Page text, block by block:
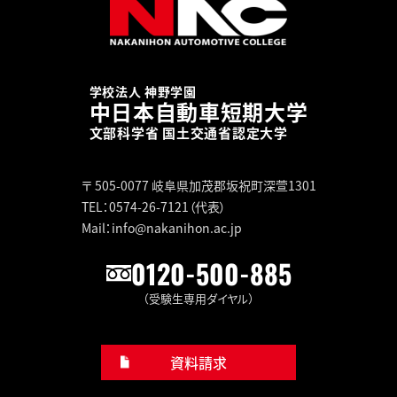
学校法人 神野学園
中日本自動車短期大学
文部科学省 国土交通省認定大学
〒 505-0077 岐阜県加茂郡坂祝町深萱1301
TEL：0574-26-7121（代表）
Mail：info@nakanihon.ac.jp
0120-500-885
（受験生専用ダイヤル）
資料請求